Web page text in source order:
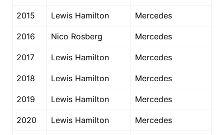
2015 Lewis Hamilton Mercedes
2016 Nico Rosberg Mercedes
2017 Lewis Hamilton Mercedes
2018 Lewis Hamilton Mercedes
2019 Lewis Hamilton Mercedes
2020 Lewis Hamilton Mercedes